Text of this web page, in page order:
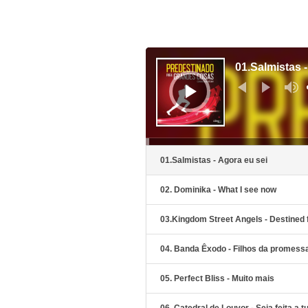
Reprodutor
áudio
01.Salmistas
01.Salmistas - Agora eu sei
02. Dominika - What I see now
03.Kingdom Street Angels - Destined
04. Banda Êxodo - Filhos da
05. Perfect Bliss - Muito mais